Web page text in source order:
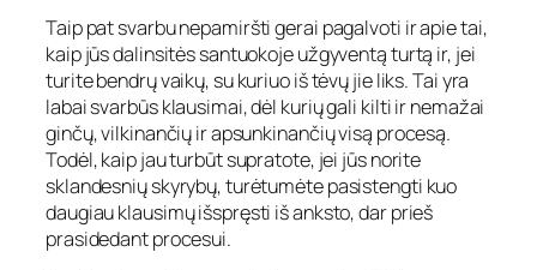
Taip pat svarbu nepamiršti gerai pagalvoti ir apie tai,
kaip jūs dalinsitės santuokoje užgyventą turtą ir, jei
turite bendrų vaikų, su kuriuo iš tėvų jie liks. Tai yra
labai svarbūs klausimai, dėl kurių gali kilti ir nemažai
ginčų, vilkinančių ir apsunkinančių visą procesą.
Todėl, kaip jau turbūt supratote, jei jūs norite
sklandesnių skyrybų, turėtumėte pasistengti kuo
daugiau klausimų išspręsti iš anksto, dar prieš
prasidedant procesui.